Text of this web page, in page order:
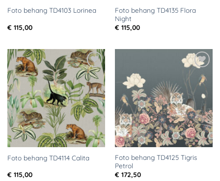
Foto behang TD4103 Lorinea
€ 115,00
Foto behang TD4135 Flora
Night
€ 115,00
Toevoegen
aan
verlanglijst
Foto behang TD4114 Calita
€ 115,00
Toevoegen
aan
verlanglijst
Foto behang TD4125 Tigris
Petrol
€ 172,50